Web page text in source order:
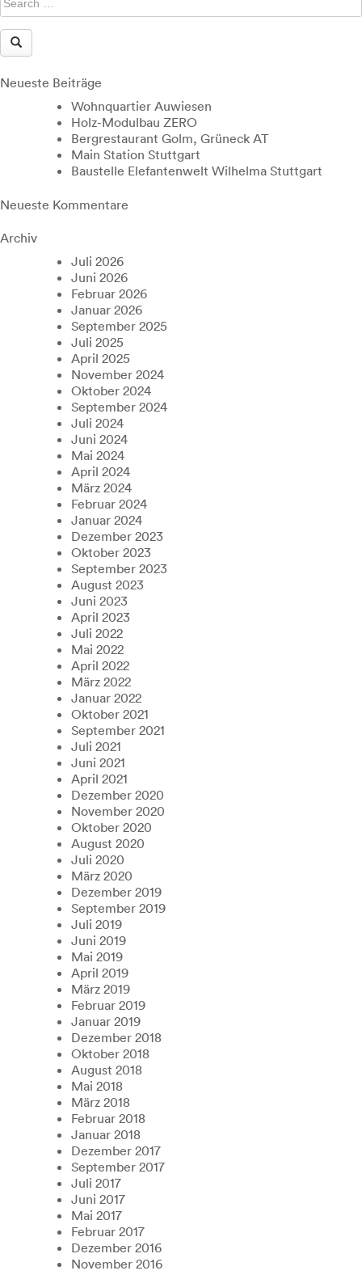
Neueste Beiträge
Wohnquartier Auwiesen
Holz-Modulbau ZERO
Bergrestaurant Golm, Grüneck AT
Main Station Stuttgart
Baustelle Elefantenwelt Wilhelma Stuttgart
Neueste Kommentare
Archiv
Juli 2026
Juni 2026
Februar 2026
Januar 2026
September 2025
Juli 2025
April 2025
November 2024
Oktober 2024
September 2024
Juli 2024
Juni 2024
Mai 2024
April 2024
März 2024
Februar 2024
Januar 2024
Dezember 2023
Oktober 2023
September 2023
August 2023
Juni 2023
April 2023
Juli 2022
Mai 2022
April 2022
März 2022
Januar 2022
Oktober 2021
September 2021
Juli 2021
Juni 2021
April 2021
Dezember 2020
November 2020
Oktober 2020
August 2020
Juli 2020
März 2020
Dezember 2019
September 2019
Juli 2019
Juni 2019
Mai 2019
April 2019
März 2019
Februar 2019
Januar 2019
Dezember 2018
Oktober 2018
August 2018
Mai 2018
März 2018
Februar 2018
Januar 2018
Dezember 2017
September 2017
Juli 2017
Juni 2017
Mai 2017
Februar 2017
Dezember 2016
November 2016